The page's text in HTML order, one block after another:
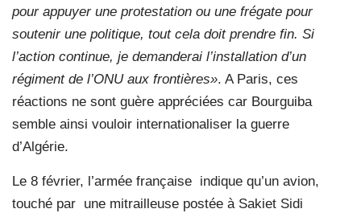
pour appuyer une protestation ou une frégate pour
soutenir une politique, tout cela doit prendre fin. Si
l’action continue, je demanderai l’installation d’un
régiment de l’ONU aux frontières». A Paris, ces
réactions ne sont guère appréciées car Bourguiba
semble ainsi vouloir internationaliser la guerre
d’Algérie.
Le 8 février, l’armée française indique qu’un avion,
touché par une mitrailleuse postée à Sakiet Sidi